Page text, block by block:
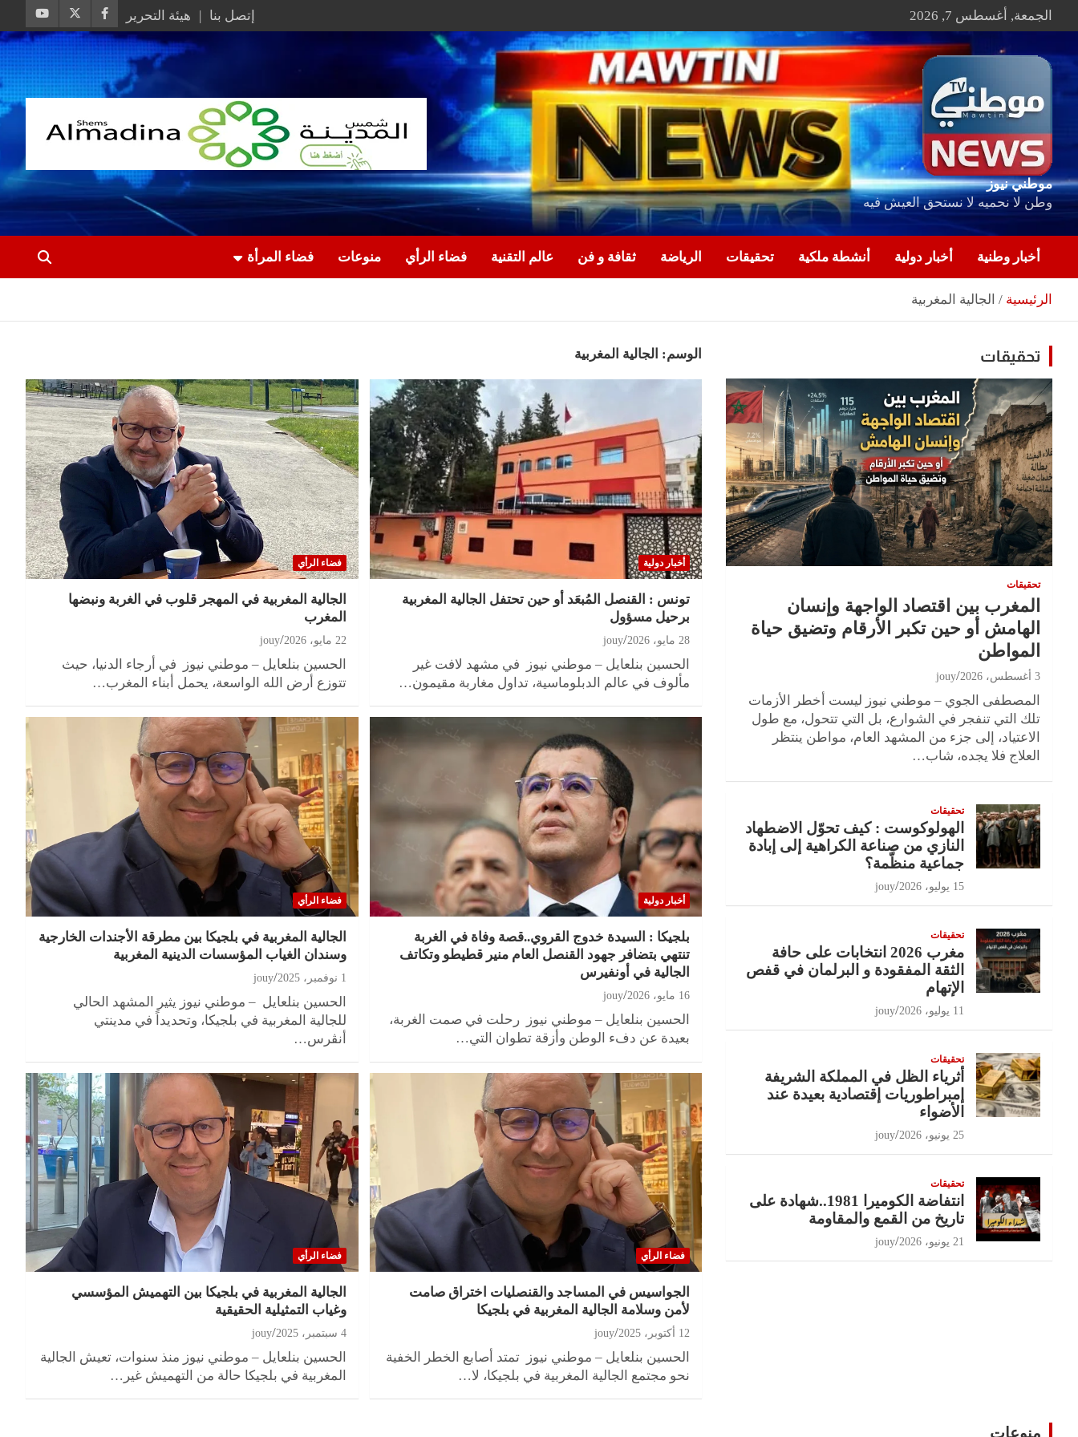
الجمعة, أغسطس 7, 2026 إتصل بنا هيئة التحرير
موطني نيوز
وطن لا نحميه لا نستحق العيش فيه
أخبار وطنية أخبار دولية أنشطة ملكية تحقيقات الرياضة ثقافة و فن عالم التقنية فضاء الرأي منوعات فضاء المرأة
الرئيسية الجالية المغربية
الوسم: الجالية المغربية
أخبار دولية
تونس : القنصل المُبعَد أو حين تحتفل الجالية المغربية
برحيل مسؤول
28 مايو، 2026 jouy
الحسين بنلعايل – موطني نيوز في مشهد لافت غير
مألوف في عالم الدبلوماسية، تداول مغاربة مقيمون…
فضاء الرأي
الجالية المغربية في المهجر قلوب في الغربة ونبضها
المغرب
22 مايو، 2026 jouy
الحسين بنلعايل – موطني نيوز في أرجاء الدنيا، حيث
تتوزع أرض الله الواسعة، يحمل أبناء المغرب…
أخبار دولية
بلجيكا : السيدة خدوج القروي..قصة وفاة في الغربة
تنتهي بتضافر جهود القنصل العام منير قطيطو وتكاتف
الجالية في أونفيرس
16 مايو، 2026 jouy
الحسين بنلعايل – موطني نيوز رحلت في صمت الغربة،
بعيدة عن دفء الوطن وأزقة تطوان التي…
فضاء الرأي
الجالية المغربية في بلجيكا بين مطرقة الأجندات الخارجية
وسندان الغياب المؤسسات الدينية المغربية
1 نوفمبر، 2025 jouy
الحسين بنلعايل – موطني نيوز يثير المشهد الحالي
للجالية المغربية في بلجيكا، وتحديداً في مدينتي
أنڤرس…
فضاء الرأي
الجواسيس في المساجد والقنصليات اختراق صامت
لأمن وسلامة الجالية المغربية في بلجيكا
12 أكتوبر، 2025 jouy
الحسين بنلعايل – موطني نيوز تمتد أصابع الخطر الخفية
نحو مجتمع الجالية المغربية في بلجيكا، لا…
فضاء الرأي
الجالية المغربية في بلجيكا بين التهميش المؤسسي
وغياب التمثيلية الحقيقية
4 سبتمبر، 2025 jouy
الحسين بنلعايل – موطني نيوز منذ سنوات، تعيش الجالية
المغربية في بلجيكا حالة من التهميش غير…
تحقيقات
تحقيقات
المغرب بين اقتصاد الواجهة وإنسان
الهامش أو حين تكبر الأرقام وتضيق حياة
المواطن
3 أغسطس، 2026 jouy
المصطفى الجوي – موطني نيوز ليست أخطر الأزمات
تلك التي تنفجر في الشوارع، بل التي تتحول، مع طول
الاعتياد، إلى جزء من المشهد العام، مواطن ينتظر
العلاج فلا يجده، شاب…
تحقيقات
الهولوكوست : كيف تحوّل الاضطهاد
النازي من صناعة الكراهية إلى إبادة
جماعية منظّمة؟
15 يوليو، 2026 jouy
تحقيقات
مغرب 2026 انتخابات على حافة
الثقة المفقودة و البرلمان في قفص
الإتهام
11 يوليو، 2026 jouy
تحقيقات
أثرياء الظل في المملكة الشريفة
إمبراطوريات إقتصادية بعيدة عند
الأضواء
25 يونيو، 2026 jouy
تحقيقات
انتفاضة الكوميرا 1981..شهادة على
تاريخ من القمع والمقاومة
21 يونيو، 2026 jouy
منوعات